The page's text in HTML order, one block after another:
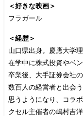
＜好きな映画＞
フラガール
＜経歴＞
山口県出身。慶應大学
在学中に株式投資やベ
卒業後、大手証券会社の
数百人の経営者と出会
思うようになり、コラ
クセル主催者の嶋村吉